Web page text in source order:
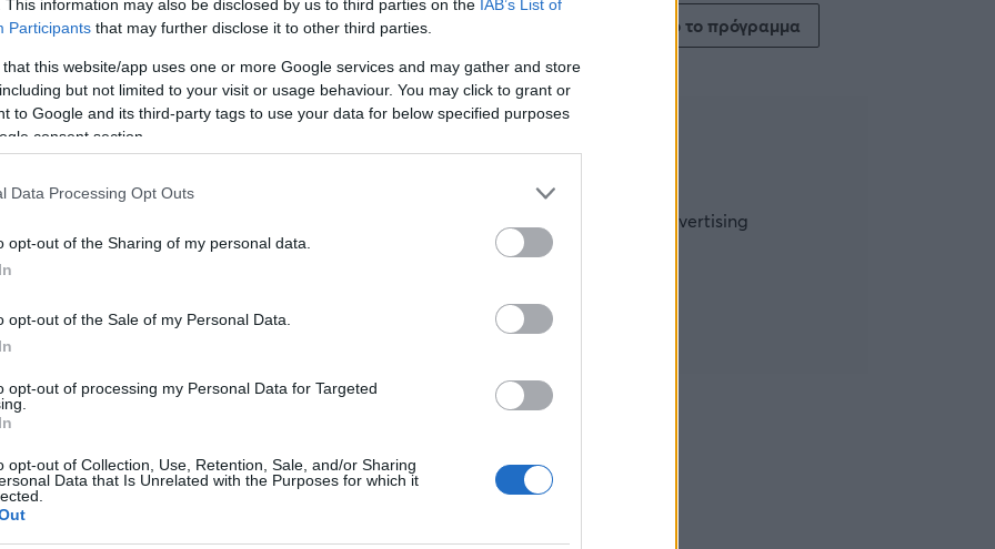
This information may also be disclosed by us to third parties on the IAB’s List of
Participants that may further disclose it to other third parties.
that this website/app uses one or more Google services and may gather and store
but not limited to your visit or usage behaviour. You may click to grant or
to Google and its third-party tags to use your data for below specified purposes
consent section.
Data Processing Opt Outs
opt-out of the Sharing of my personal data.
opt-out of the Sale of my Personal Data.
opt-out of processing my Personal Data for Targeted
opt-out of Collection, Use, Retention, Sale, and/or Sharing
Data that Is Unrelated with the Purposes for which it
επικράτησε με 74-69 τηςΠαρτίζανκαι πλέον
και να τερματίσει όσο πιο ψηλά μπορεί στη
αφού θα ταξιδέψει ξανά για το Βελιγράδι,
Αστέρα.
Δείτε όλο το πρόγραμμα